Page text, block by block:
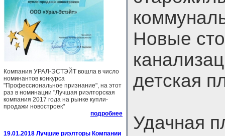
Компания УРАЛ-ЭСТЭЙТ вошла в число
номинантов конкурса
"Профессиональное признание", на этот
раз в номинации "Лучшая риэлторская
компания 2017 года на рынке купли-
продажи новостроек"
подробнее
19.01.2018 Лучшие риэлторы Компании
Новые
детская
Удачная